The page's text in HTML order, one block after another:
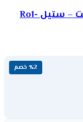
ثلاجة ارو باب واحد 12 قدم نوفروست – ستيل Ro1-
٪2 خصم